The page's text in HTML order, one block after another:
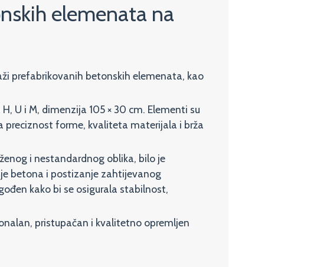
elemenata na
prefabrikovanih betonskih elemenata, kao
U i M, dimenzija 105 × 30 cm. Elementi su
preciznost forme, kvaliteta materijala i brža
i nestandardnog oblika, bilo je
betona i postizanje zahtijevanog
kako bi se osigurala stabilnost,
pristupačan i kvalitetno opremljen